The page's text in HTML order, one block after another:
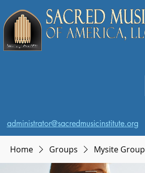
administrator@sacredmusicinstitute.org
Home Groups Mysite Group